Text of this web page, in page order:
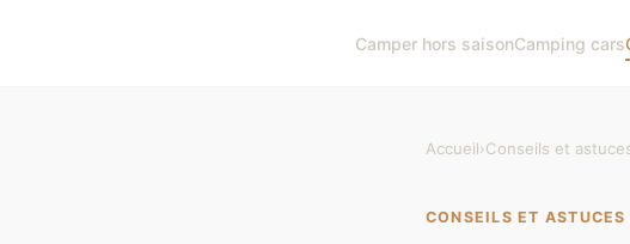
Camper hors saisonCamping cars
Accueil›Conseils et
CONSEILS ET ASTUCES